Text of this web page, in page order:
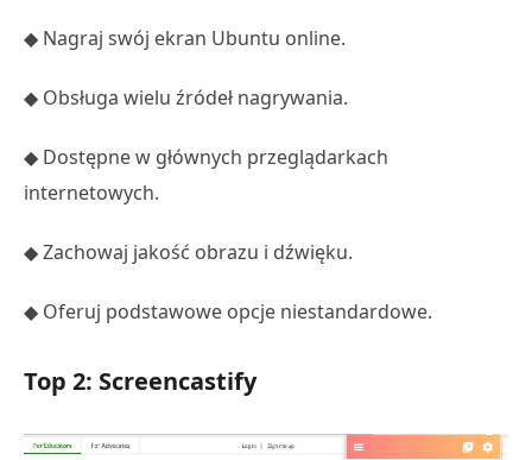
◆ Nagraj swój ekran Ubuntu online.
◆ Obsługa wielu źródeł nagrywania.
◆ Dostępne w głównych przeglądarkach
internetowych.
◆ Zachowaj jakość obrazu i dźwięku.
◆ Oferuj podstawowe opcje niestandardowe.
Top 2: Screencastify